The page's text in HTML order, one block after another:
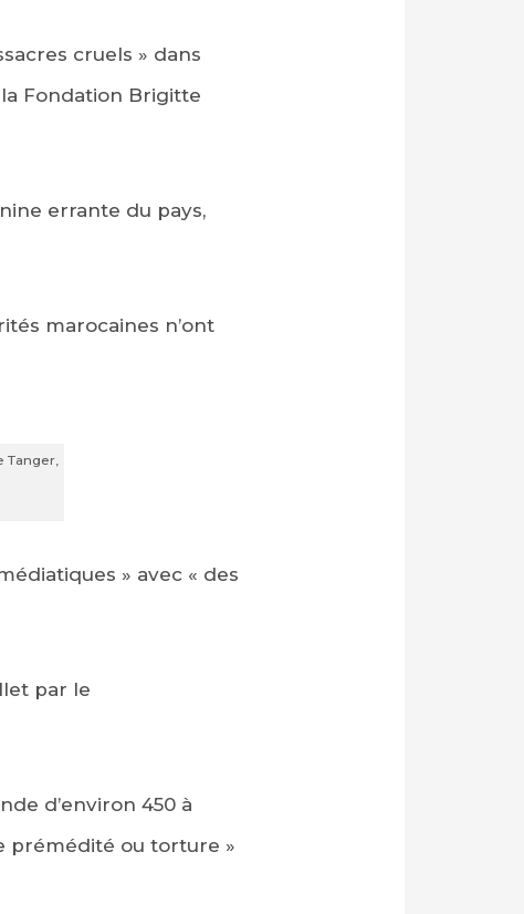
cruels » dans
Fondation Brigitte
errante du pays,
marocaines n’ont
Tanger,
» avec « des
par le
d’environ 450 à
prémédité ou torture »